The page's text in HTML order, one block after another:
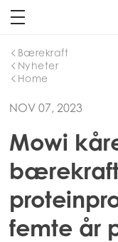
Home
Nyheter
Bærekraft
NOV 07, 2023
Mowi
femte år